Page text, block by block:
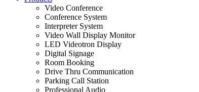
Video Conference
Conference System
Interpreter System
Video Wall Display Monitor
LED Videotron Display
Digital Signage
Room Booking
Drive Thru Communication
Parking Call Station
Professional Audio